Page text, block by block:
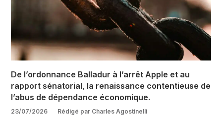
De l’ordonnance Balladur à l’arrêt Apple et au
rapport sénatorial, la renaissance contentieuse de
l’abus de dépendance économique.
23/07/2026 Rédigé par Charles Agostinelli